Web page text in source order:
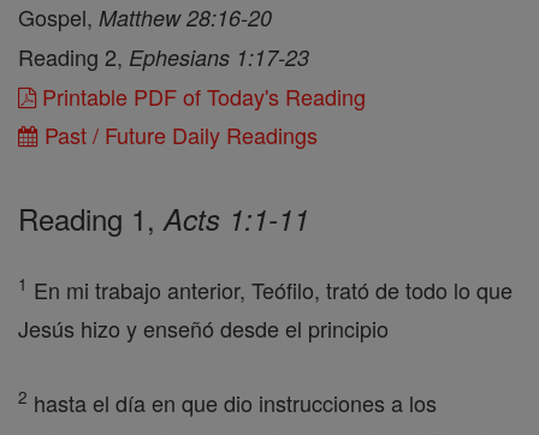
Gospel, Matthew 28:16-20
Reading 2, Ephesians 1:17-23
Printable PDF of Today's Reading
Past / Future Daily Readings
Reading 1,Acts 1:1-11
1 En mi trabajo anterior, Teófilo, trató de todo lo que
Jesús hizo y enseñó desde el principio
2 hasta el día en que dio instrucciones a los